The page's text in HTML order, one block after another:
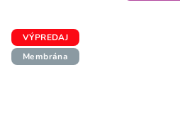
VÝPREDAJ
Membrána